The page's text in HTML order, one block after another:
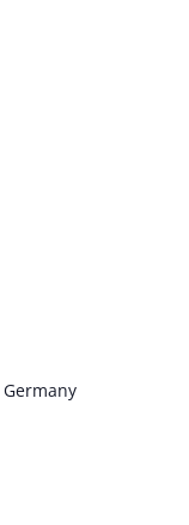
Germany